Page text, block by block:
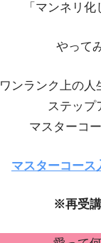
「マンネリ
やって
ワンランク上の
ステップ
マスターコ
マスターコース
※再受講